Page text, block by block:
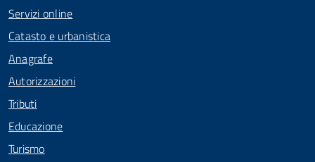
Servizi online
Catasto e urbanistica
Anagrafe
Autorizzazioni
Tributi
Educazione
Turismo